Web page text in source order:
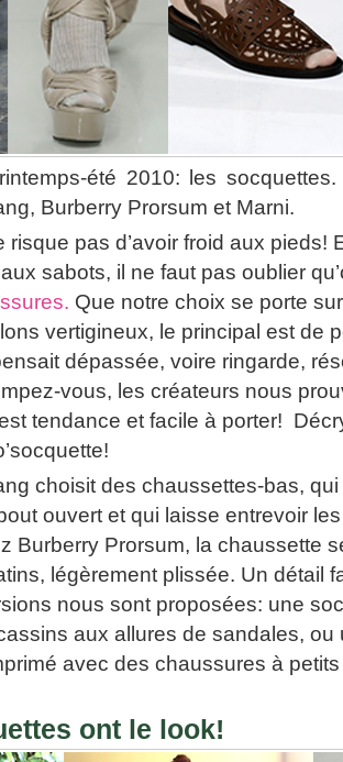
été 2010: les
Burberry Prorsum et Marni.
risque pas d’avoir froid aux pieds!
sabots, il ne faut pas oublier
Que notre choix se porte
vertigineux, le principal est de
dépassée, voire ringarde,
vous, les créateurs nous
tendance et facile à porter!
choisit des chaussettes-bas,
ouvert et qui laisse entrevoir
Burberry Prorsum, la chaussette
légèrement plissée. Un détail
nous sont proposées: une
aux allures de sandales, ou
avec des chaussures à
ont le look!